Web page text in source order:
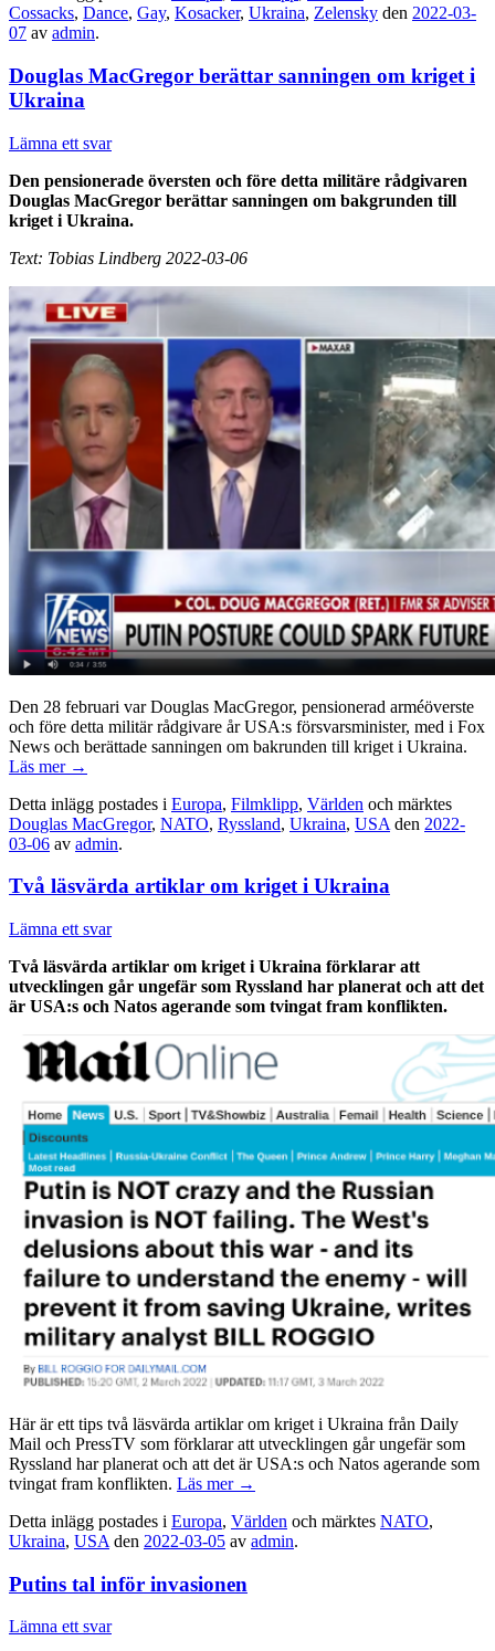
Cossacks, Dance, Gay, Kosacker, Ukraina, Zelensky den 2022-03-
07 av admin.
Douglas MacGregor berättar sanningen om kriget i
Ukraina
Lämna ett svar
Den pensionerade översten och före detta militäre rådgivaren
Douglas MacGregor berättar sanningen om bakgrunden till
kriget i Ukraina.
Text: Tobias Lindberg 2022-03-06
Den 28 februari var Douglas MacGregor, pensionerad arméöverste
och före detta militär rådgivare år USA:s försvarsminister, med i Fox
News och berättade sanningen om bakrunden till kriget i Ukraina.
Läs mer →
Detta inlägg postades i Europa, Filmklipp, Världen och märktes
Douglas MacGregor, NATO, Ryssland, Ukraina, USA den 2022-
03-06 av admin.
Två läsvärda artiklar om kriget i Ukraina
Lämna ett svar
Två läsvärda artiklar om kriget i Ukraina förklarar att
utvecklingen går ungefär som Ryssland har planerat och att det
är USA:s och Natos agerande som tvingat fram konflikten.
Här är ett tips två läsvärda artiklar om kriget i Ukraina från Daily
Mail och PressTV som förklarar att utvecklingen går ungefär som
Ryssland har planerat och att det är USA:s och Natos agerande som
tvingat fram konflikten. Läs mer →
Detta inlägg postades i Europa, Världen och märktes NATO,
Ukraina, USA den 2022-03-05 av admin.
Putins tal inför invasionen
Lämna ett svar